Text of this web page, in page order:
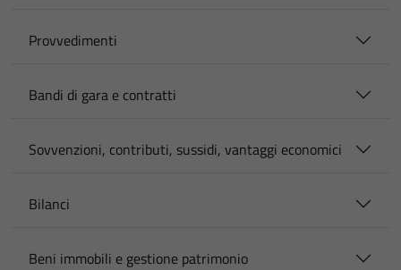
Provvedimenti
Bandi di gara e contratti
Sovvenzioni, contributi, sussidi, vantaggi economici
Bilanci
Beni immobili e gestione patrimonio